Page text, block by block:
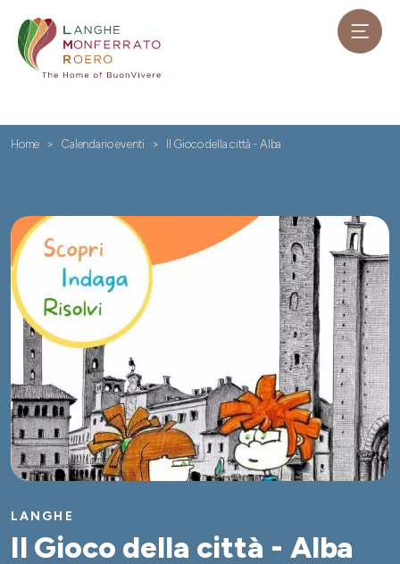
Home Calendario eventi Il Gioco della città - Alba
LANGHE
Il Gioco della città - Alba